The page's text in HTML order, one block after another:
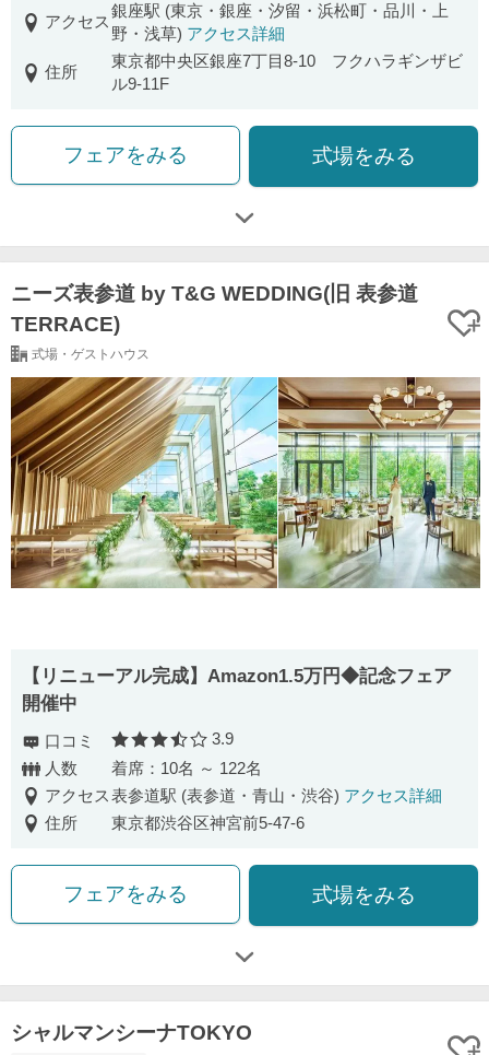
アクセス
銀座駅 (東京・銀座・汐留・浜松町・品川・上
野・浅草) アクセス詳細
住所
東京都中央区銀座7丁目8-10 フクハラギンザビ
ル9-11F
フェアをみる 式場をみる
ニーズ表参道 by T&G WEDDING(旧 表参道
TERRACE)
式場・ゲストハウス
【リニューアル完成】Amazon1.5万円◆記念フェア
開催中
口コミ 口コミ評価
3.9
人数
着席：10名 ～ 122名
アクセス表参道駅 (表参道・青山・渋谷) アクセス詳細
住所
東京都渋谷区神宮前5-47-6
フェアをみる 式場をみる
シャルマンシーナTOKYO